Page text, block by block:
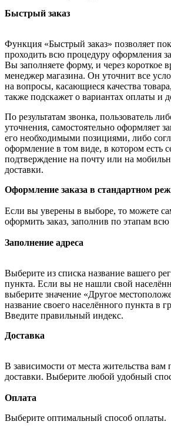
Быстрый заказ
Функция «Быстрый заказ» позволяет
проходить всю процедуру оформления
Вы заполняете форму, и через короткое
менеджер магазина. Он уточнит все
на вопросы, касающиеся качества
также подскажет о вариантах оплаты и
По результатам звонка, пользователь
уточнения, самостоятельно оформляет
его необходимыми позициями, либо
оформление в том виде, в котором есть
подтверждение на почту или на
доставки.
Оформление заказа в стандартном
Если вы уверены в выборе, то можете
оформить заказ, заполнив по этапам
Заполнение адреса
Выберите из списка название вашего
пункта. Если вы не нашли свой
выберите значение «Другое
название своего населённого пункта в
Введите правильный индекс.
Доставка
В зависимости от места жительства вам
доставки. Выберите любой удобный
Оплата
Выберите оптимальный способ оплаты.